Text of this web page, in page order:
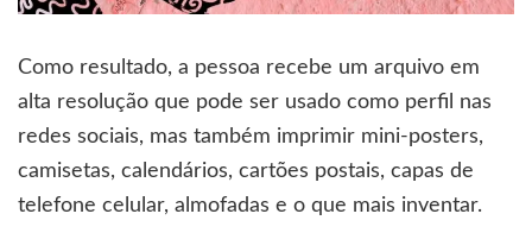
Como resultado, a pessoa recebe um arquivo em
alta resolução que pode ser usado como perfil nas
redes sociais, mas também imprimir mini-posters,
camisetas, calendários, cartões postais, capas de
telefone celular, almofadas e o que mais inventar.